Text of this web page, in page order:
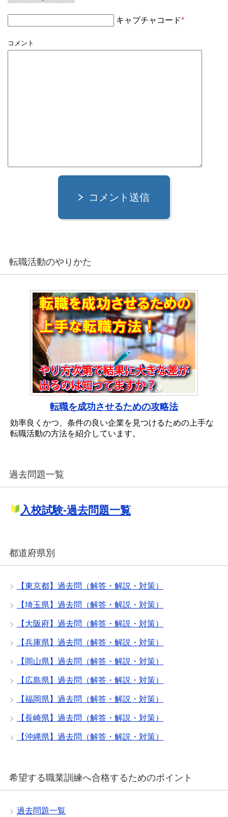
キャプチャコード*
コメント
コメント送信
転職活動のやりかた
転職を成功させるための攻略法
効率良くかつ、条件の良い企業を見つけるための上手な
転職活動の方法を紹介しています。
過去問題一覧
入校試験-過去問題一覧
都道府県別
【東京都】過去問（解答・解説・対策）
【埼玉県】過去問（解答・解説・対策）
【大阪府】過去問（解答・解説・対策）
【兵庫県】過去問（解答・解説・対策）
【岡山県】過去問（解答・解説・対策）
【広島県】過去問（解答・解説・対策）
【福岡県】過去問（解答・解説・対策）
【長崎県】過去問（解答・解説・対策）
【沖縄県】過去問（解答・解説・対策）
希望する職業訓練へ合格するためのポイント
過去問題一覧